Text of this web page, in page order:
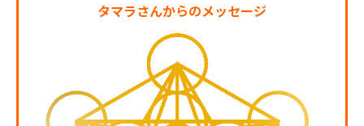
タマラさんからのメッセージ